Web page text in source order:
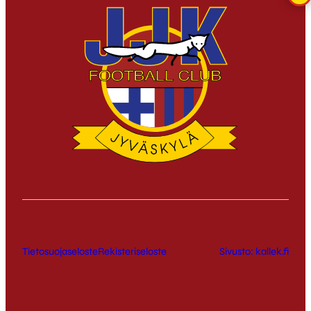
TietosuojaselosteRekisteriseloste Sivusto: kallek.fi